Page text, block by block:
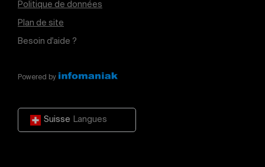
Politique de données
Plan de site
Besoin d'aide ?
Powered by
Suisse Langues